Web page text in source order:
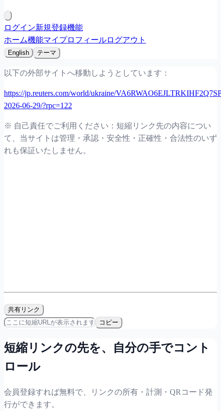
ログイン新規登録機能
ホーム機能マイプロフィールログアウト
English テーマ
以下の外部サイトへ移動しようとしています：
https://jp.reuters.com/world/ukraine/
2026-06-29/?rpc=122
※ 自己責任でご利用ください：短縮リンク先の内容につい
て、当サイトは管理・承認・安全性・正確性・合法性のいず
れも保証いたしません。
共有リンク
コピー
短縮リンクの先を、自分の手でコント
ロール
会員登録すれば無料で、リンクの所有・計測・QRコード発
行ができます。